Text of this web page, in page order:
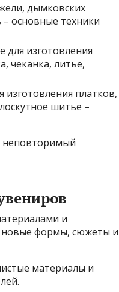
дымковских
– основные техники
для изготовления
чеканка, литье,
платков,
шитье –
неповторимый
и
новые формы, сюжеты и
материалы и